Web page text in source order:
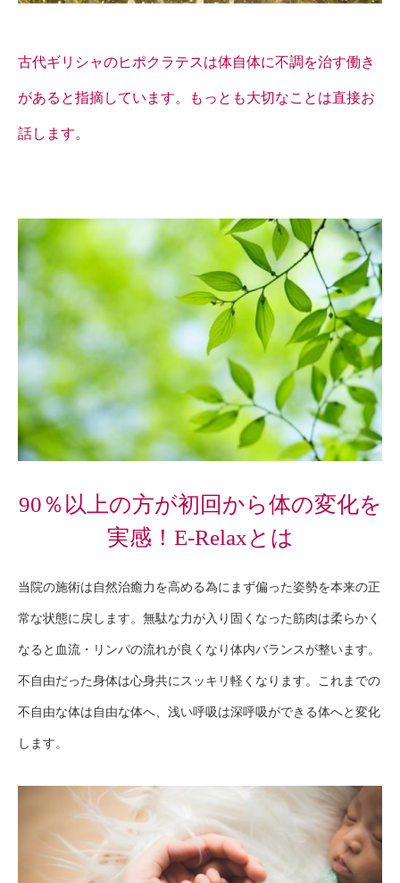
古代ギリシャのヒポクラテスは体自体に不調を治す働き
があると指摘しています。もっとも大切なことは直接お
話します。
90％以上の方が初回から体の変化を
実感！E-Relaxとは
当院の施術は自然治癒力を高める為にまず偏った姿勢を本来の正
常な状態に戻します。無駄な力が入り固くなった筋肉は柔らかく
なると血流・リンパの流れが良くなり体内バランスが整います。
不自由だった身体は心身共にスッキリ軽くなります。これまでの
不自由な体は自由な体へ、浅い呼吸は深呼吸ができる体へと変化
します。